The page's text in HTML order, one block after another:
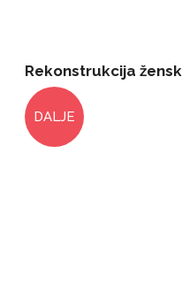
Rekonstrukcija
DALJE